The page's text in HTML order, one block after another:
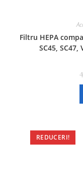
Filtru HEPA
SC45, SC47,
REDUCERI!